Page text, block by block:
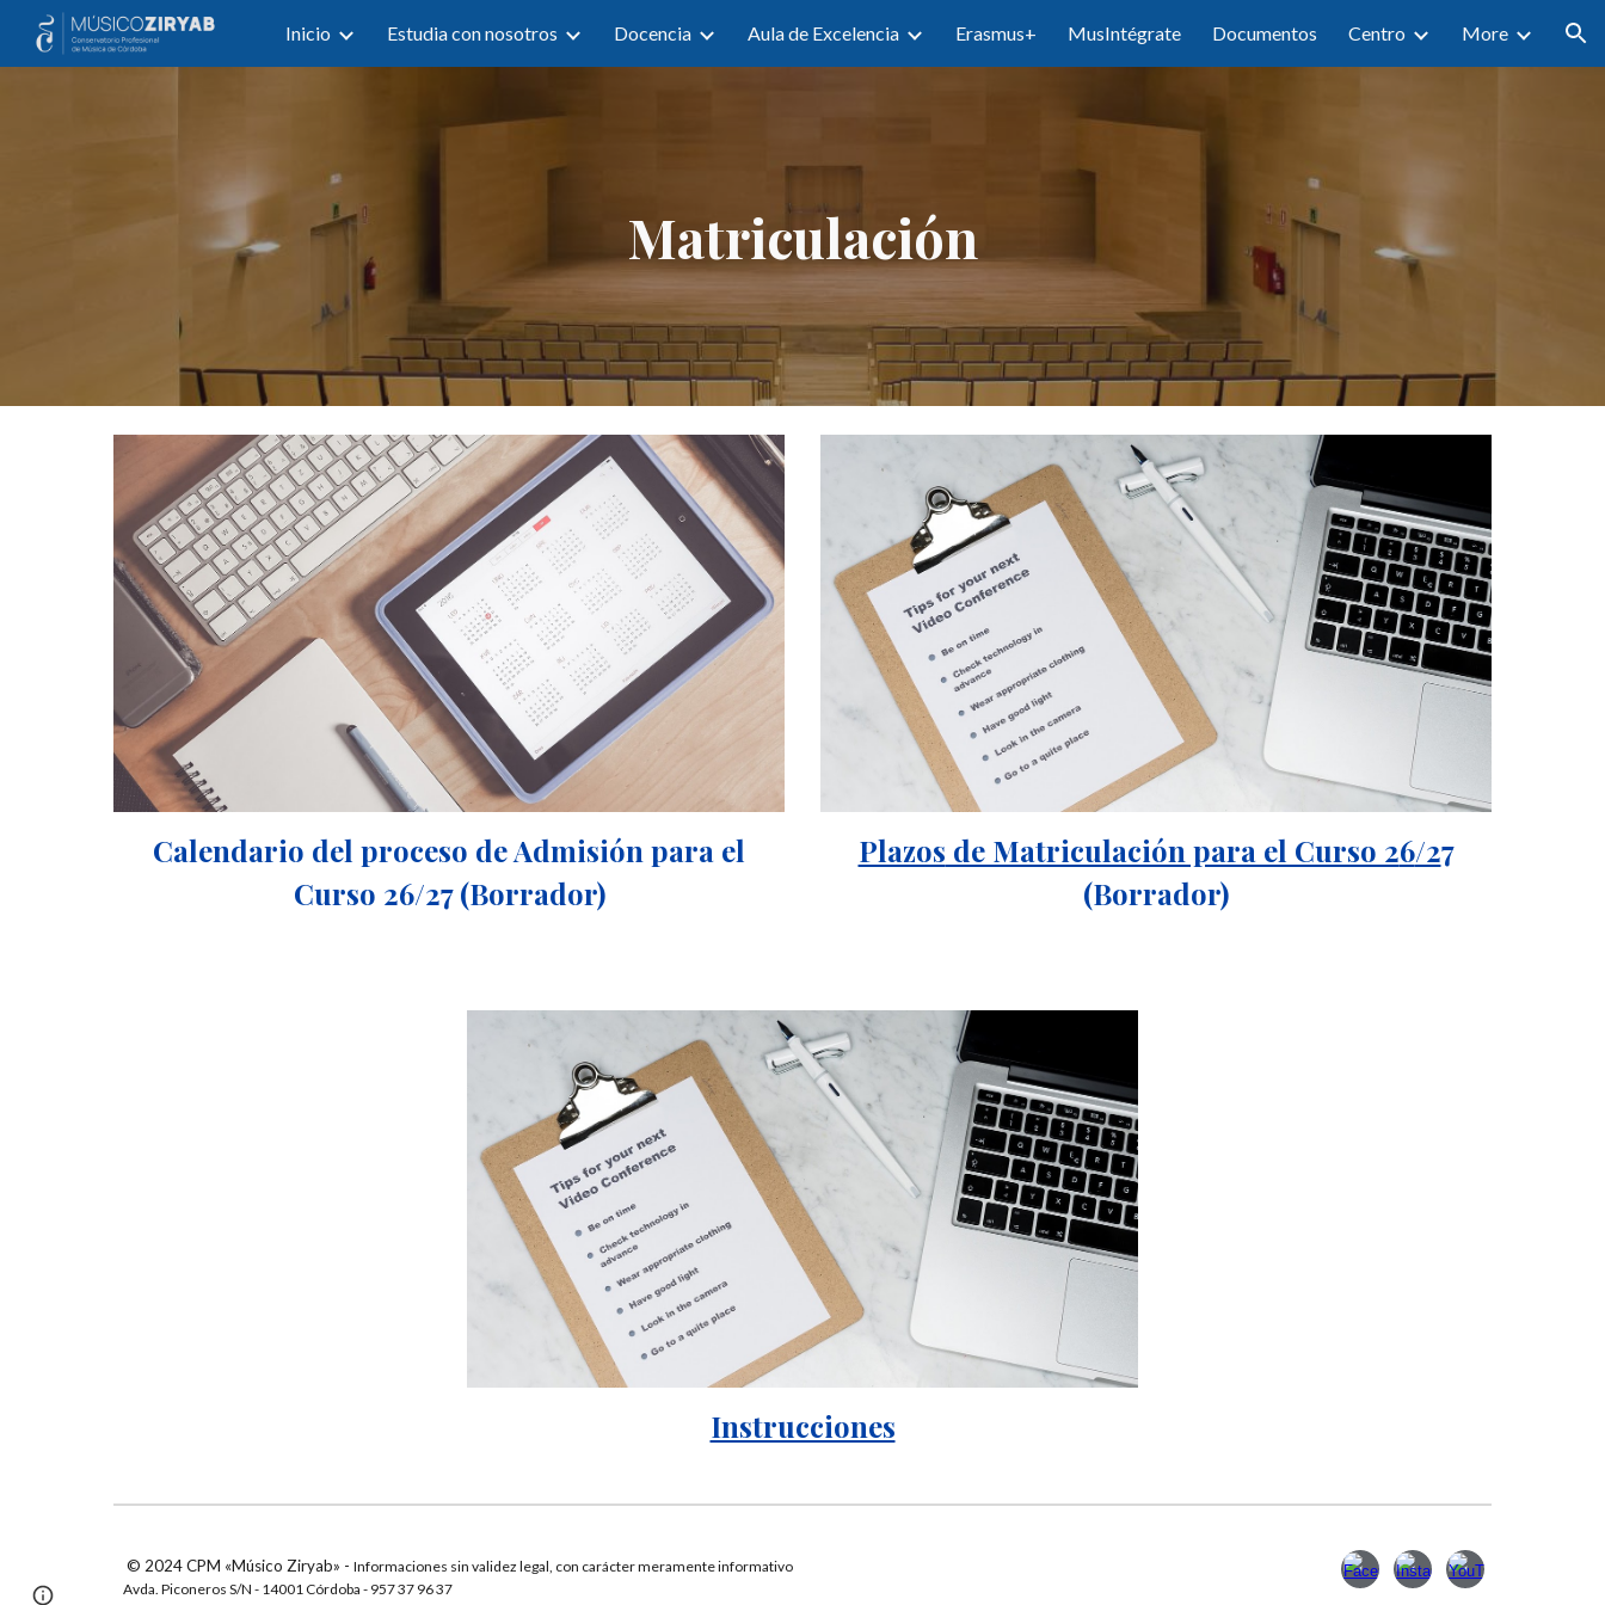
Skip to main content Skip to navigation
Inicio Estudia con nosotros Docencia Aula de Excelencia Erasmus+ MusIntégrate Documentos Centro More
Matriculación
Calendario del proceso de Admisión para el
Curso 26/27 (Borrador)
Plazos de Matriculación para el Curso 26/27
(Borrador)
Instrucciones
© 2024 CPM «Músico Ziryab» - Informaciones sin validez legal, con carácter meramente informativo
Avda. Piconeros S/N - 14001 Córdoba - 957 379637
Report abuse